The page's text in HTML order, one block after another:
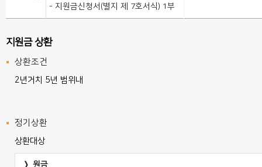
- 지원금신청서(별지 제 7호서식) 1부
지원금 상환
상환조건
2년거치 5년 범위내
정기상환
상환대상
원금